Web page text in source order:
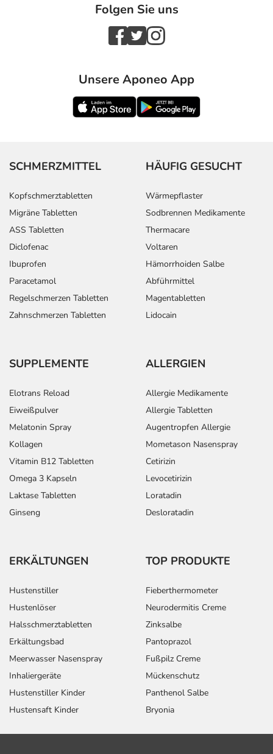
Folgen Sie uns
Unsere Aponeo App
SCHMERZMITTEL
Kopfschmerztabletten
Migräne Tabletten
ASS Tabletten
Diclofenac
Ibuprofen
Paracetamol
Regelschmerzen Tabletten
Zahnschmerzen Tabletten
HÄUFIG GESUCHT
Wärmepflaster
Sodbrennen Medikamente
Thermacare
Voltaren
Hämorrhoiden Salbe
Abführmittel
Magentabletten
Lidocain
SUPPLEMENTE
Elotrans Reload
Eiweißpulver
Melatonin Spray
Kollagen
Vitamin B12 Tabletten
Omega 3 Kapseln
Laktase Tabletten
Ginseng
ALLERGIEN
Allergie Medikamente
Allergie Tabletten
Augentropfen Allergie
Mometason Nasenspray
Cetirizin
Levocetirizin
Loratadin
Desloratadin
ERKÄLTUNGEN
Hustenstiller
Hustenlöser
Halsschmerztabletten
Erkältungsbad
Meerwasser Nasenspray
Inhaliergeräte
Hustenstiller Kinder
Hustensaft Kinder
TOP PRODUKTE
Fieberthermometer
Neurodermitis Creme
Zinksalbe
Pantoprazol
Fußpilz Creme
Mückenschutz
Panthenol Salbe
Bryonia